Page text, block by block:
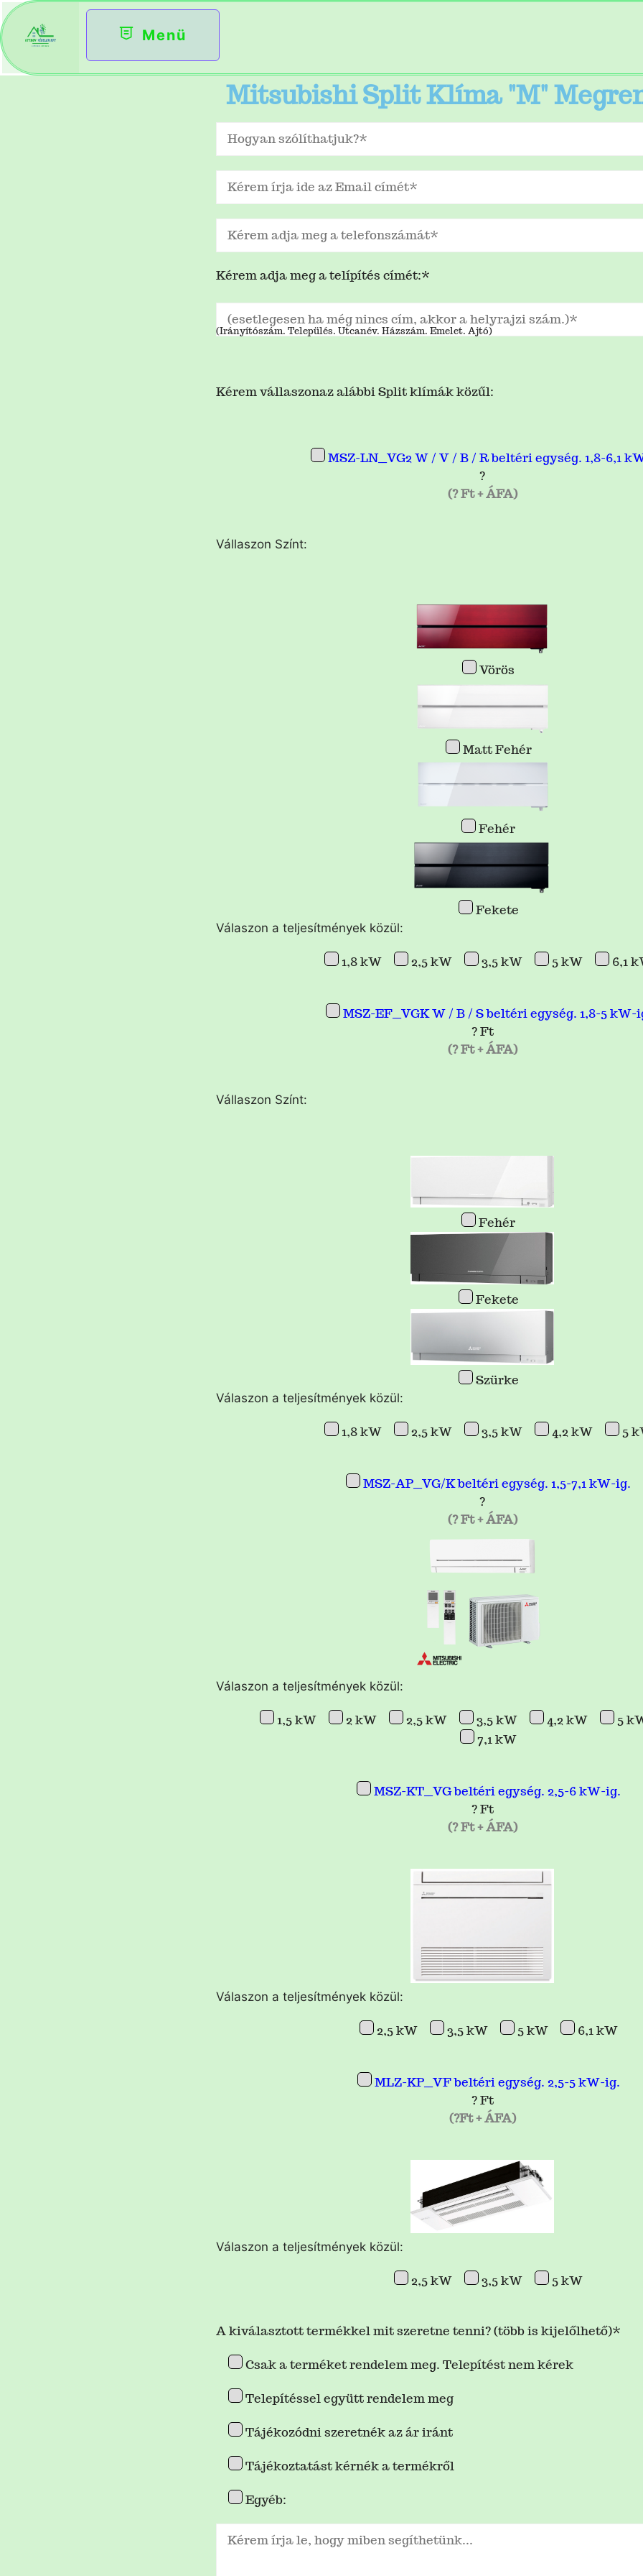
Menü
Mitsubishi Split Klíma "M"
Kérem adja meg a telípítés címét:*
(Irányítószám. Település. Utcanév. Házszám. Emelet. Ajtó)
Kérem vállaszonaz alábbi Split klímák közűl:
MSZ-LN__VG2 W / V / B / R beltéri egység. 1,8-6,1
?
(? Ft + ÁFA)
Vállaszon Színt:
Vörös
Matt Fehér
Fehér
Fekete
Válaszon a teljesítmények közül:
1,8 kW 2,5 kW 3,5 kW 5 kW 6,1
MSZ-EF__VGK W / B / S beltéri egység. 1,8-5 kW-
? Ft
(? Ft + ÁFA)
Vállaszon Színt:
Fehér
Fekete
Szürke
Válaszon a teljesítmények közül:
1,8 kW 2,5 kW 3,5 kW 4,2 kW 5
MSZ-AP__VG/K beltéri egység. 1,5-7,1 kW-ig.
?
(? Ft + ÁFA)
Válaszon a teljesítmények közül:
1,5 kW 2 kW 2,5 kW 3,5 kW 4,2 kW
5
7,1 kW
MSZ-KT__VG beltéri egység. 2,5-6 kW-ig.
? Ft
(? Ft + ÁFA)
Válaszon a teljesítmények közül:
2,5 kW 3,5 kW 5 kW 6,1 kW
MLZ-KP__VF beltéri egység. 2,5-5 kW-ig.
? Ft
(?Ft + ÁFA)
Válaszon a teljesítmények közül:
2,5 kW 3,5 kW 5 kW
A kiválasztott termékkel mit szeretne tenni? (több is kijelőlhető)*
Csak a terméket rendelem meg. Telepítést nem kérek
Telepítéssel együtt rendelem meg
Tájékozódni szeretnék az ár iránt
Tájékoztatást kérnék a termékről
Egyéb: